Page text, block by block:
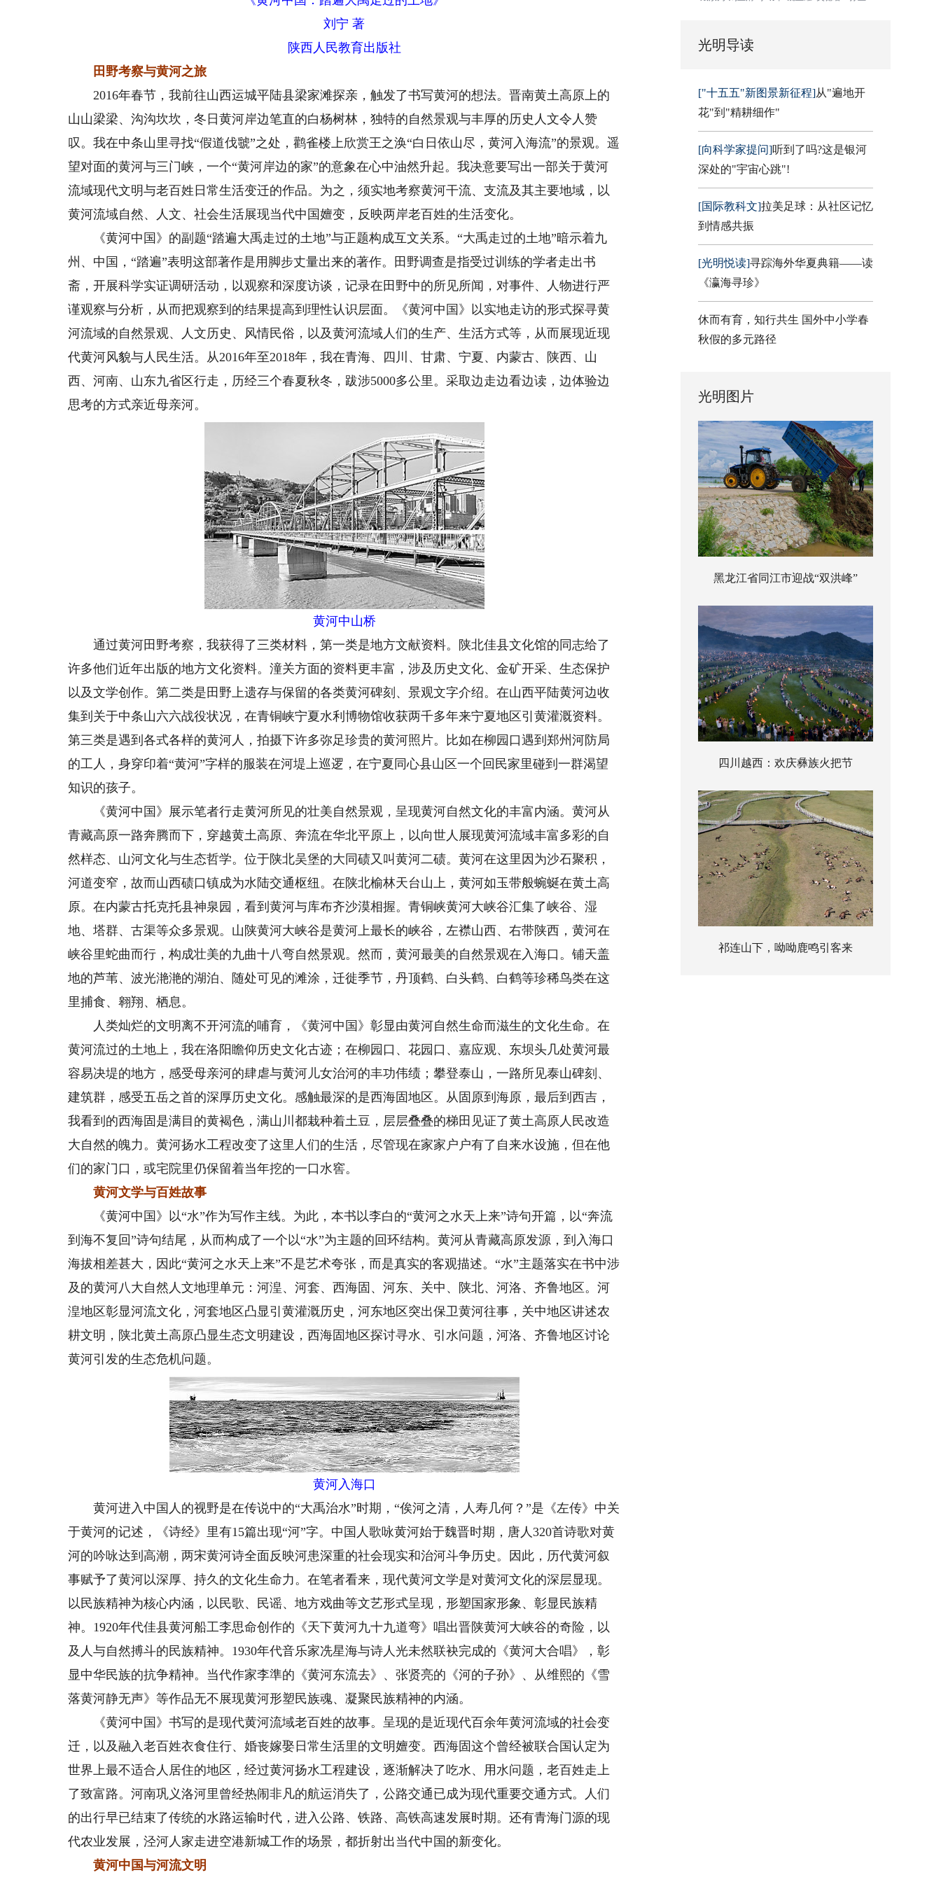
刘宁 著
陕西人民教育出版社
田野考察与黄河之旅
2016年春节，我前往山西运城平陆县梁家滩探亲，触发了书写黄河的想法。晋南黄土高原上的
山山梁梁、沟沟坎坎，冬日黄河岸边笔直的白杨树林，独特的自然景观与丰厚的历史人文令人赞
叹。我在中条山里寻找“假道伐虢”之处，鹳雀楼上欣赏王之涣“白日依山尽，黄河入海流”的景观。遥
望对面的黄河与三门峡，一个“黄河岸边的家”的意象在心中油然升起。我决意要写出一部关于黄河
流域现代文明与老百姓日常生活变迁的作品。为之，须实地考察黄河干流、支流及其主要地域，以
黄河流域自然、人文、社会生活展现当代中国嬗变，反映两岸老百姓的生活变化。
《黄河中国》的副题“踏遍大禹走过的土地”与正题构成互文关系。“大禹走过的土地”暗示着九
州、中国，“踏遍”表明这部著作是用脚步丈量出来的著作。田野调查是指受过训练的学者走出书
斋，开展科学实证调研活动，以观察和深度访谈，记录在田野中的所见所闻，对事件、人物进行严
谨观察与分析，从而把观察到的结果提高到理性认识层面。《黄河中国》以实地走访的形式探寻黄
河流域的自然景观、人文历史、风情民俗，以及黄河流域人们的生产、生活方式等，从而展现近现
代黄河风貌与人民生活。从2016年至2018年，我在青海、四川、甘肃、宁夏、内蒙古、陕西、山
西、河南、山东九省区行走，历经三个春夏秋冬，跋涉5000多公里。采取边走边看边读，边体验边
思考的方式亲近母亲河。
黄河中山桥
通过黄河田野考察，我获得了三类材料，第一类是地方文献资料。陕北佳县文化馆的同志给了
许多他们近年出版的地方文化资料。潼关方面的资料更丰富，涉及历史文化、金矿开采、生态保护
以及文学创作。第二类是田野上遗存与保留的各类黄河碑刻、景观文字介绍。在山西平陆黄河边收
集到关于中条山六六战役状况，在青铜峡宁夏水利博物馆收获两千多年来宁夏地区引黄灌溉资料。
第三类是遇到各式各样的黄河人，拍摄下许多弥足珍贵的黄河照片。比如在柳园口遇到郑州河防局
的工人，身穿印着“黄河”字样的服装在河堤上巡逻，在宁夏同心县山区一个回民家里碰到一群渴望
知识的孩子。
《黄河中国》展示笔者行走黄河所见的壮美自然景观，呈现黄河自然文化的丰富内涵。黄河从
青藏高原一路奔腾而下，穿越黄土高原、奔流在华北平原上，以向世人展现黄河流域丰富多彩的自
然样态、山河文化与生态哲学。位于陕北吴堡的大同碛又叫黄河二碛。黄河在这里因为沙石聚积，
河道变窄，故而山西碛口镇成为水陆交通枢纽。在陕北榆林天台山上，黄河如玉带般蜿蜒在黄土高
原。在内蒙古托克托县神泉园，看到黄河与库布齐沙漠相握。青铜峡黄河大峡谷汇集了峡谷、湿
地、塔群、古渠等众多景观。山陕黄河大峡谷是黄河上最长的峡谷，左襟山西、右带陕西，黄河在
峡谷里蛇曲而行，构成壮美的九曲十八弯自然景观。然而，黄河最美的自然景观在入海口。铺天盖
地的芦苇、波光滟滟的湖泊、随处可见的滩涂，迁徙季节，丹顶鹤、白头鹤、白鹤等珍稀鸟类在这
里捕食、翱翔、栖息。
人类灿烂的文明离不开河流的哺育，《黄河中国》彰显由黄河自然生命而滋生的文化生命。在
黄河流过的土地上，我在洛阳瞻仰历史文化古迹；在柳园口、花园口、嘉应观、东坝头几处黄河最
容易决堤的地方，感受母亲河的肆虐与黄河儿女治河的丰功伟绩；攀登泰山，一路所见泰山碑刻、
建筑群，感受五岳之首的深厚历史文化。感触最深的是西海固地区。从固原到海原，最后到西吉，
我看到的西海固是满目的黄褐色，满山川都栽种着土豆，层层叠叠的梯田见证了黄土高原人民改造
大自然的魄力。黄河扬水工程改变了这里人们的生活，尽管现在家家户户有了自来水设施，但在他
们的家门口，或宅院里仍保留着当年挖的一口水窖。
黄河文学与百姓故事
《黄河中国》以“水”作为写作主线。为此，本书以李白的“黄河之水天上来”诗句开篇，以“奔流
到海不复回”诗句结尾，从而构成了一个以“水”为主题的回环结构。黄河从青藏高原发源，到入海口
海拔相差甚大，因此“黄河之水天上来”不是艺术夸张，而是真实的客观描述。“水”主题落实在书中涉
及的黄河八大自然人文地理单元：河湟、河套、西海固、河东、关中、陕北、河洛、齐鲁地区。河
湟地区彰显河流文化，河套地区凸显引黄灌溉历史，河东地区突出保卫黄河往事，关中地区讲述农
耕文明，陕北黄土高原凸显生态文明建设，西海固地区探讨寻水、引水问题，河洛、齐鲁地区讨论
黄河引发的生态危机问题。
黄河入海口
黄河进入中国人的视野是在传说中的“大禹治水”时期，“俟河之清，人寿几何？”是《左传》中关
于黄河的记述，《诗经》里有15篇出现“河”字。中国人歌咏黄河始于魏晋时期，唐人320首诗歌对黄
河的吟咏达到高潮，两宋黄河诗全面反映河患深重的社会现实和治河斗争历史。因此，历代黄河叙
事赋予了黄河以深厚、持久的文化生命力。在笔者看来，现代黄河文学是对黄河文化的深层显现。
以民族精神为核心内涵，以民歌、民谣、地方戏曲等文艺形式呈现，形塑国家形象、彰显民族精
神。1920年代佳县黄河船工李思命创作的《天下黄河九十九道弯》唱出晋陕黄河大峡谷的奇险，以
及人与自然搏斗的民族精神。1930年代音乐家冼星海与诗人光未然联袂完成的《黄河大合唱》，彰
显中华民族的抗争精神。当代作家李準的《黄河东流去》、张贤亮的《河的子孙》、从维熙的《雪
落黄河静无声》等作品无不展现黄河形塑民族魂、凝聚民族精神的内涵。
《黄河中国》书写的是现代黄河流域老百姓的故事。呈现的是近现代百余年黄河流域的社会变
迁，以及融入老百姓衣食住行、婚丧嫁娶日常生活里的文明嬗变。西海固这个曾经被联合国认定为
世界上最不适合人居住的地区，经过黄河扬水工程建设，逐渐解决了吃水、用水问题，老百姓走上
了致富路。河南巩义洛河里曾经热闹非凡的航运消失了，公路交通已成为现代重要交通方式。人们
的出行早已结束了传统的水路运输时代，进入公路、铁路、高铁高速发展时期。还有青海门源的现
代农业发展，泾河人家走进空港新城工作的场景，都折射出当代中国的新变化。
黄河中国与河流文明
光明导读
["十五五"新图景新征程]从"遍地开
花"到"精耕细作"
[向科学家提问]听到了吗?这是银河
深处的"宇宙心跳"!
[国际教科文]拉美足球：从社区记忆
到情感共振
[光明悦读]寻踪海外华夏典籍——读
《瀛海寻珍》
休而有育，知行共生 国外中小学春
秋假的多元路径
光明图片
黑龙江省同江市迎战“双洪峰”
四川越西：欢庆彝族火把节
祁连山下，呦呦鹿鸣引客来